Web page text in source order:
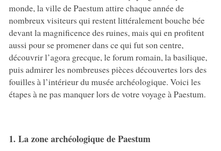
monde, la ville de Paestum attire chaque année de
nombreux visiteurs qui restent littéralement bouche bée
devant la magnificence des ruines, mais qui en profitent
aussi pour se promener dans ce qui fut son centre,
découvrir l’agora grecque, le forum romain, la basilique,
puis admirer les nombreuses pièces découvertes lors des
fouilles à l’intérieur du musée archéologique. Voici les
étapes à ne pas manquer lors de votre voyage à Paestum.
1. La zone archéologique de Paestum